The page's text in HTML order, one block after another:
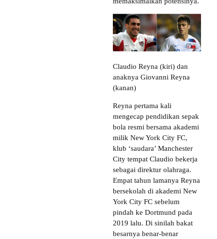
Claudio Reyna (kiri) dan
anaknya Giovanni Reyna
(kanan)
Reyna pertama kali
mengecap pendidikan sepak
bola resmi bersama akademi
milik New York City FC,
klub ‘saudara’ Manchester
City tempat Claudio bekerja
sebagai direktur olahraga.
Empat tahun lamanya Reyna
bersekolah di akademi New
York City FC sebelum
pindah ke Dortmund pada
2019 lalu. Di sinilah bakat
besarnya benar-benar